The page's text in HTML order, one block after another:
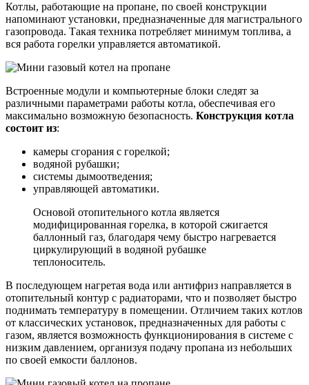
Котлы, работающие на пропане, по своей конструкции
напоминают установки, предназначенные для магистрального
газопровода. Такая техника потребляет минимум топлива, а
вся работа горелки управляется автоматикой.
Встроенные модули и компьютерные блоки следят за
различными параметрами работы котла, обеспечивая его
максимально возможную безопасность. Конструкция котла
состоит из:
камеры сгорания с горелкой;
водяной рубашки;
системы дымоотведения;
управляющей автоматики.
Основой отопительного котла является
модифицированная горелка, в которой сжигается
баллонный газ, благодаря чему быстро нагревается
циркулирующий в водяной рубашке
теплоноситель.
В последующем нагретая вода или антифриз направляется в
отопительный контур с радиаторами, что и позволяет быстро
поднимать температуру в помещении. Отличием таких котлов
от классических установок, предназначенных для работы с
газом, является возможность функционирования в системе с
низким давлением, организуя подачу пропана из небольших
по своей емкости баллонов.